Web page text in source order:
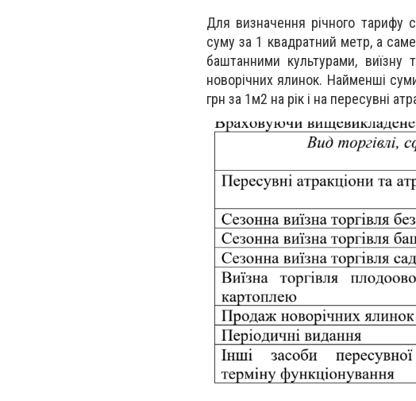
Для визначення річного тарифу
суму за 1 квадратний метр, а
баштанними культурами,
новорічних ялинок. Найменші
грн за 1м2 на рік і на пересувні